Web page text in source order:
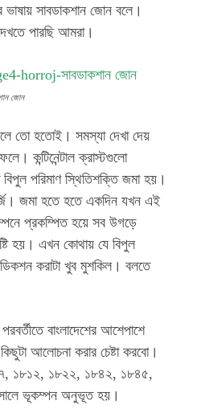
সাবডাকশান জোন বলে।
পারছি আমরা।
জোন
তো হতোই। সমস্যা দেখা দেয়
কন্টিনেন্টাল ক্রাস্টগুলো
বিপুল পরিমাণ স্থিতিশক্তি জমা হয়।
জমা হতে হতে একদিন যখন এই
প্রকম্পিত হয়ে সব উগড়ে
হয়। এখন কোথায় যে বিপুল
করাটা খুব মুশকিল। বলতে
বাংলাদেশের আশেপাশে
আলোচনা করার চেষ্টা করবো।
১৮১২, ১৮২২, ১৮৪২, ১৮৪৫,
ভূকম্পন অনুভূত হয়।